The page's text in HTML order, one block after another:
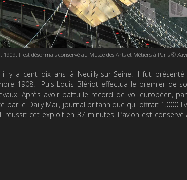
Il est désormais conservé au Musée des Arts et Métiers à Paris ©
y a cent dix ans à Neuilly-sur-Seine. Il fut présenté
1908. Puis Louis Blériot effectua le premier de
Après avoir battu le record de vol européen,
par le Daily Mail, journal britannique qui offrait 1.000
cet exploit en 37 minutes. L’avion est conservé